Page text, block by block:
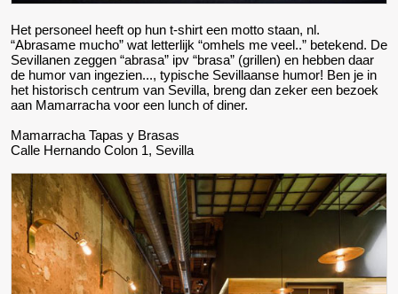
Het personeel heeft op hun t-shirt een motto staan, nl.
“Abrasame mucho” wat letterlijk “omhels me veel..” betekend. De
Sevillanen zeggen “abrasa” ipv “brasa” (grillen) en hebben daar
de humor van ingezien..., typische Sevillaanse humor! Ben je in
het historisch centrum van Sevilla, breng dan zeker een bezoek
aan Mamarracha voor een lunch of diner.
Mamarracha Tapas y Brasas
Calle Hernando Colon 1, Sevilla